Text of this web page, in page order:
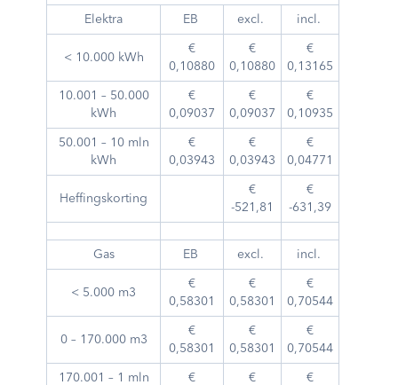
Elektra EB excl. incl.
< 10.000 kWh
€
0,10880
€
0,10880
€
0,13165
10.001 – 50.000
kWh
€
0,09037
€
0,09037
€
0,10935
50.001 – 10 mln
kWh
€
0,03943
€
0,03943
€
0,04771
Heffingskorting
€
-521,81
€
-631,39
Gas EB excl. incl.
< 5.000 m3
€
0,58301
€
0,58301
€
0,70544
0 – 170.000 m3
€
0,58301
€
0,58301
€
0,70544
170.001 – 1 mln
€
€
€